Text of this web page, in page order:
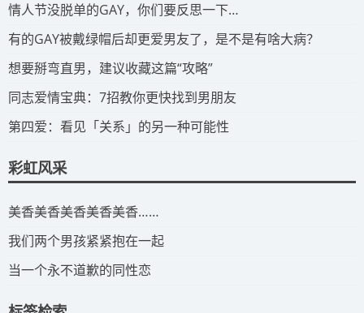
​情人节没脱单的GAY，你们要反思一下…
​有的GAY被戴绿帽后却更爱男友了，是不是有啥大病？
​想要掰弯直男，建议收藏这篇“攻略”
​同志爱情宝典：7招教你更快找到男朋友
​第四爱：看见「关系」的另一种可能性
彩虹风采
​美香美香美香美香美香……
我们两个男孩紧紧抱在一起
当一个永不道歉的同性恋